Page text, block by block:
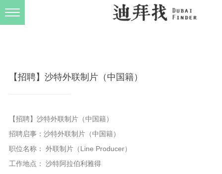
【招聘】沙特外联制片（中国籍）
【招聘】沙特外联制片（中国籍）
招聘启事：沙特外联制片（中国籍）
职位名称： 外联制片（Line Producer）
工作地点： 沙特阿拉伯利雅得